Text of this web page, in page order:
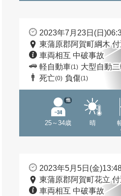
2023年7月23日(日
東蒲原郡阿賀町綱木
車両相互 中破事故
軽自動車(1) 大型自動
死亡(0) 負傷(1)
25～34歳
他
晴
2023年5月5日(金
東蒲原郡阿賀町花立
車両相互 中破事故